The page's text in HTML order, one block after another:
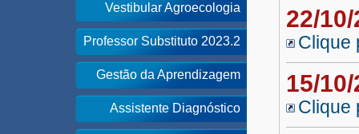
Vestibular Agroecologia
Professor Substituto 2023.2
Gestão da Aprendizagem
Assistente Diagnóstico
22/
Clique
15/
Clique